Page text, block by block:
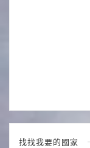
找找我要的國家